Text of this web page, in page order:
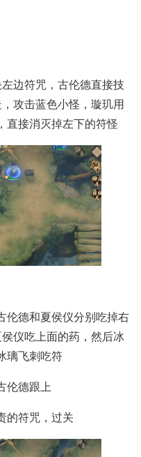
边符咒，古伦德直接技
攻击蓝色小怪，璇玑用
直接消灭掉左下的符怪
伦德和夏侯仪分别吃掉右
仪吃上面的药，然后冰
璃飞刺吃符
伦德跟上
的符咒，过关